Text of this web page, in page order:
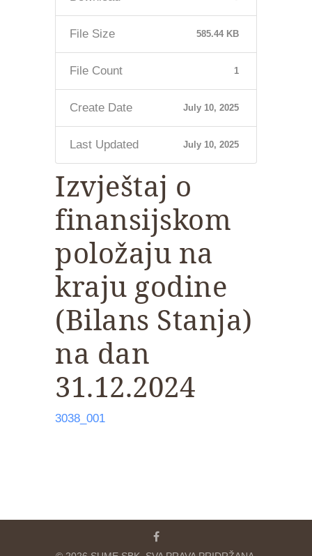
File Size 585.44 KB
File Count 1
Create Date July 10, 2025
Last Updated July 10, 2025
Izvještaj o
finansijskom
položaju na
kraju godine
(Bilans Stanja)
na dan
31.12.2024
3038_001